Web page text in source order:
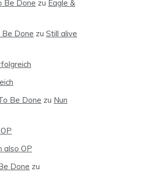
Be Done zu Eagle &
Be Done zu Still alive
Be Done zu Nun
also OP
Done zu